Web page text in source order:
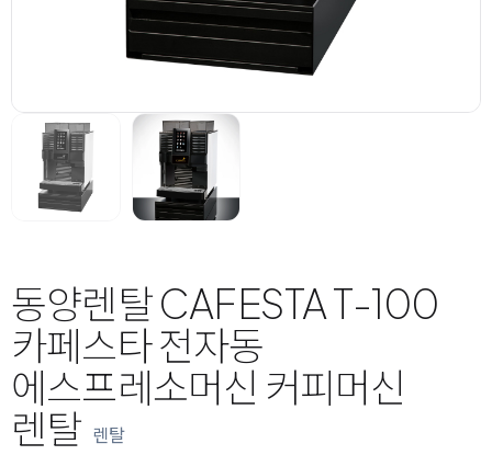
동양렌탈 CAFESTA T-100
카페스타 전자동
에스프레소머신 커피머신
렌탈 렌탈